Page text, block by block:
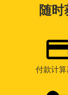
随
付款计算